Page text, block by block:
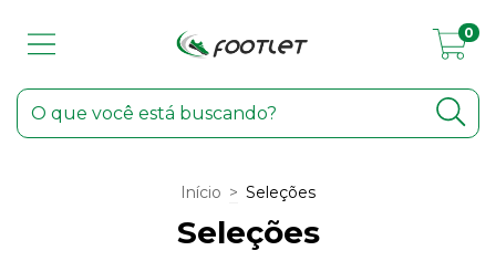
0
Início > Seleções
Seleções